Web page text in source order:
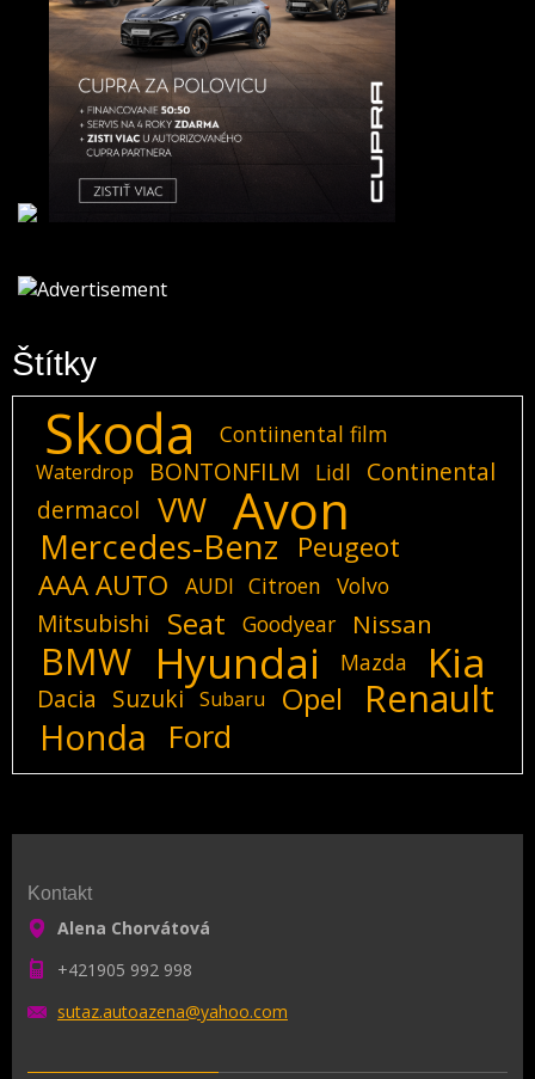
Štítky
Skoda Contiinental film
Waterdrop BONTONFILM Lidl
Continental
dermacol
VW Avon
Mercedes-Benz
Peugeot
AAA AUTO
AUDI Citroen Volvo
Mitsubishi Seat Goodyear Nissan
BMW Hyundai Mazda Kia
Dacia Suzuki Subaru Opel Renault
Honda Ford
Kontakt
Alena Chorvátová
+421905 992 998
sutaz.autoazena@yahoo.com